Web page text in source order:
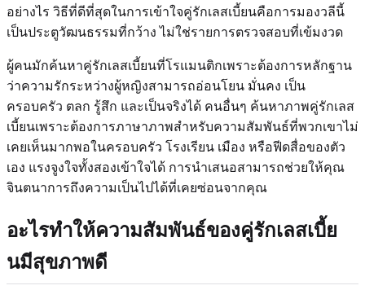
อย่างไร วิธีที่ดีที่สุดในการเข้าใจคู่รักเลสเบี้ยนคือการมองวลีนี้
เป็นประตูวัฒนธรรมที่กว้าง ไม่ใช่รายการตรวจสอบที่เข้มงวด
ผู้คนมักค้นหาคู่รักเลสเบี้ยนที่โรแมนติกเพราะต้องการหลักฐาน
ว่าความรักระหว่างผู้หญิงสามารถอ่อนโยน มั่นคง เป็น
ครอบครัว ตลก รู้สึก และเป็นจริงได้ คนอื่นๆ ค้นหาภาพคู่รักเลส
เบี้ยนเพราะต้องการภาษาภาพสำหรับความสัมพันธ์ที่พวกเขาไม่
เคยเห็นมากพอในครอบครัว โรงเรียน เมือง หรือฟีดสื่อของตัว
เอง แรงจูงใจทั้งสองเข้าใจได้ การนำเสนอสามารถช่วยให้คุณ
จินตนาการถึงความเป็นไปได้ที่เคยซ่อนจากคุณ
อะไรทำให้ความสัมพันธ์ของคู่รักเลสเบี้ย
นมีสุขภาพดี